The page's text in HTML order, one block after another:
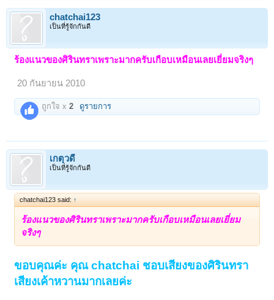
chatchai123
เป็นที่รู้จักกันดี
ร้องแนวของศิรินทราเพราะมากครับเกือบเหมือนเลยเยี่ยมจริงๆ
20 กันยายน 2010
ถูกใจ x2 ดูรายการ
เกตุวดี
เป็นที่รู้จักกันดี
chatchai123 said: ↑
ร้องแนวของศิรินทราเพราะมากครับเกือบเหมือนเลยเยี่ยม
จริงๆ
ขอบคุณค่ะ คุณ chatchai ชอบเสียงของศิรินทรา
เสียงเค้าหวานมากเลยค่ะ